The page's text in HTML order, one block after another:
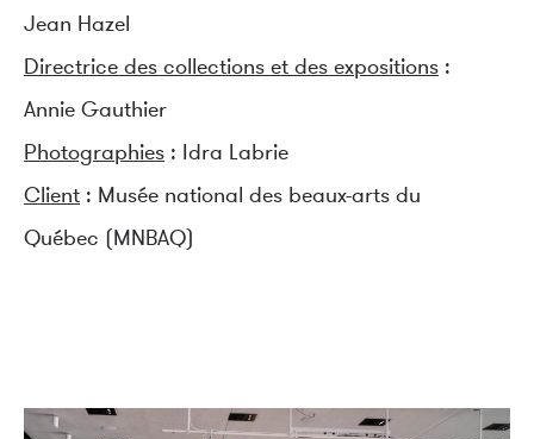
Jean Hazel
Directrice des collections et des expositions:
Annie Gauthier
Photographies: Idra Labrie
Client: Musée national des beaux-arts du
Québec (MNBAQ)